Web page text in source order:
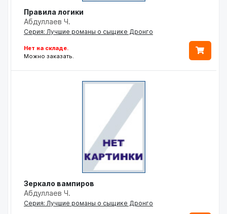
Правила логики
Абдуллаев Ч.
Серия: Лучшие романы о сыщике Дронго
Нет на складе.
Можно заказать.
Зеркало вампиров
Абдуллаев Ч.
Серия: Лучшие романы о сыщике Дронго